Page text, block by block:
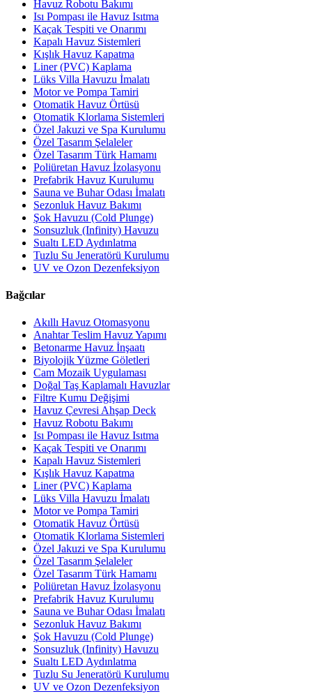
Havuz Robotu Bakımı
Isı Pompası ile Havuz Isıtma
Kaçak Tespiti ve Onarımı
Kapalı Havuz Sistemleri
Kışlık Havuz Kapatma
Liner (PVC) Kaplama
Lüks Villa Havuzu İmalatı
Motor ve Pompa Tamiri
Otomatik Havuz Örtüsü
Otomatik Klorlama Sistemleri
Özel Jakuzi ve Spa Kurulumu
Özel Tasarım Şelaleler
Özel Tasarım Türk Hamamı
Poliüretan Havuz İzolasyonu
Prefabrik Havuz Kurulumu
Sauna ve Buhar Odası İmalatı
Sezonluk Havuz Bakımı
Şok Havuzu (Cold Plunge)
Sonsuzluk (Infinity) Havuzu
Sualtı LED Aydınlatma
Tuzlu Su Jeneratörü Kurulumu
UV ve Ozon Dezenfeksiyon
Bağcılar
Akıllı Havuz Otomasyonu
Anahtar Teslim Havuz Yapımı
Betonarme Havuz İnşaatı
Biyolojik Yüzme Göletleri
Cam Mozaik Uygulaması
Doğal Taş Kaplamalı Havuzlar
Filtre Kumu Değişimi
Havuz Çevresi Ahşap Deck
Havuz Robotu Bakımı
Isı Pompası ile Havuz Isıtma
Kaçak Tespiti ve Onarımı
Kapalı Havuz Sistemleri
Kışlık Havuz Kapatma
Liner (PVC) Kaplama
Lüks Villa Havuzu İmalatı
Motor ve Pompa Tamiri
Otomatik Havuz Örtüsü
Otomatik Klorlama Sistemleri
Özel Jakuzi ve Spa Kurulumu
Özel Tasarım Şelaleler
Özel Tasarım Türk Hamamı
Poliüretan Havuz İzolasyonu
Prefabrik Havuz Kurulumu
Sauna ve Buhar Odası İmalatı
Sezonluk Havuz Bakımı
Şok Havuzu (Cold Plunge)
Sonsuzluk (Infinity) Havuzu
Sualtı LED Aydınlatma
Tuzlu Su Jeneratörü Kurulumu
UV ve Ozon Dezenfeksiyon